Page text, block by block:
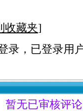
收藏夹]
录，已登录用
暂无已审核评